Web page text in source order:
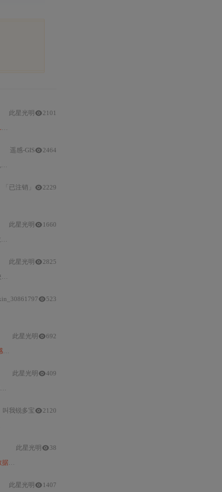
去云效果不佳，目前
此星光明 2101
遥感-GIS 2464
「已注销」 2229
此星光明 1660
此星光明 2825
523
此星光明 692
此星光明 409
叫我锐多宝 2120
据 。产品采用UTM投影，包含水体分类、置信度、云/阴影掩膜、DEM（源
此星光明 38
此星光明 1407